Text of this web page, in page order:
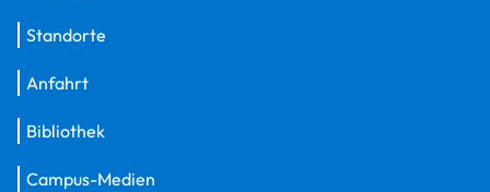
Standorte
Anfahrt
Bibliothek
Campus-Medien